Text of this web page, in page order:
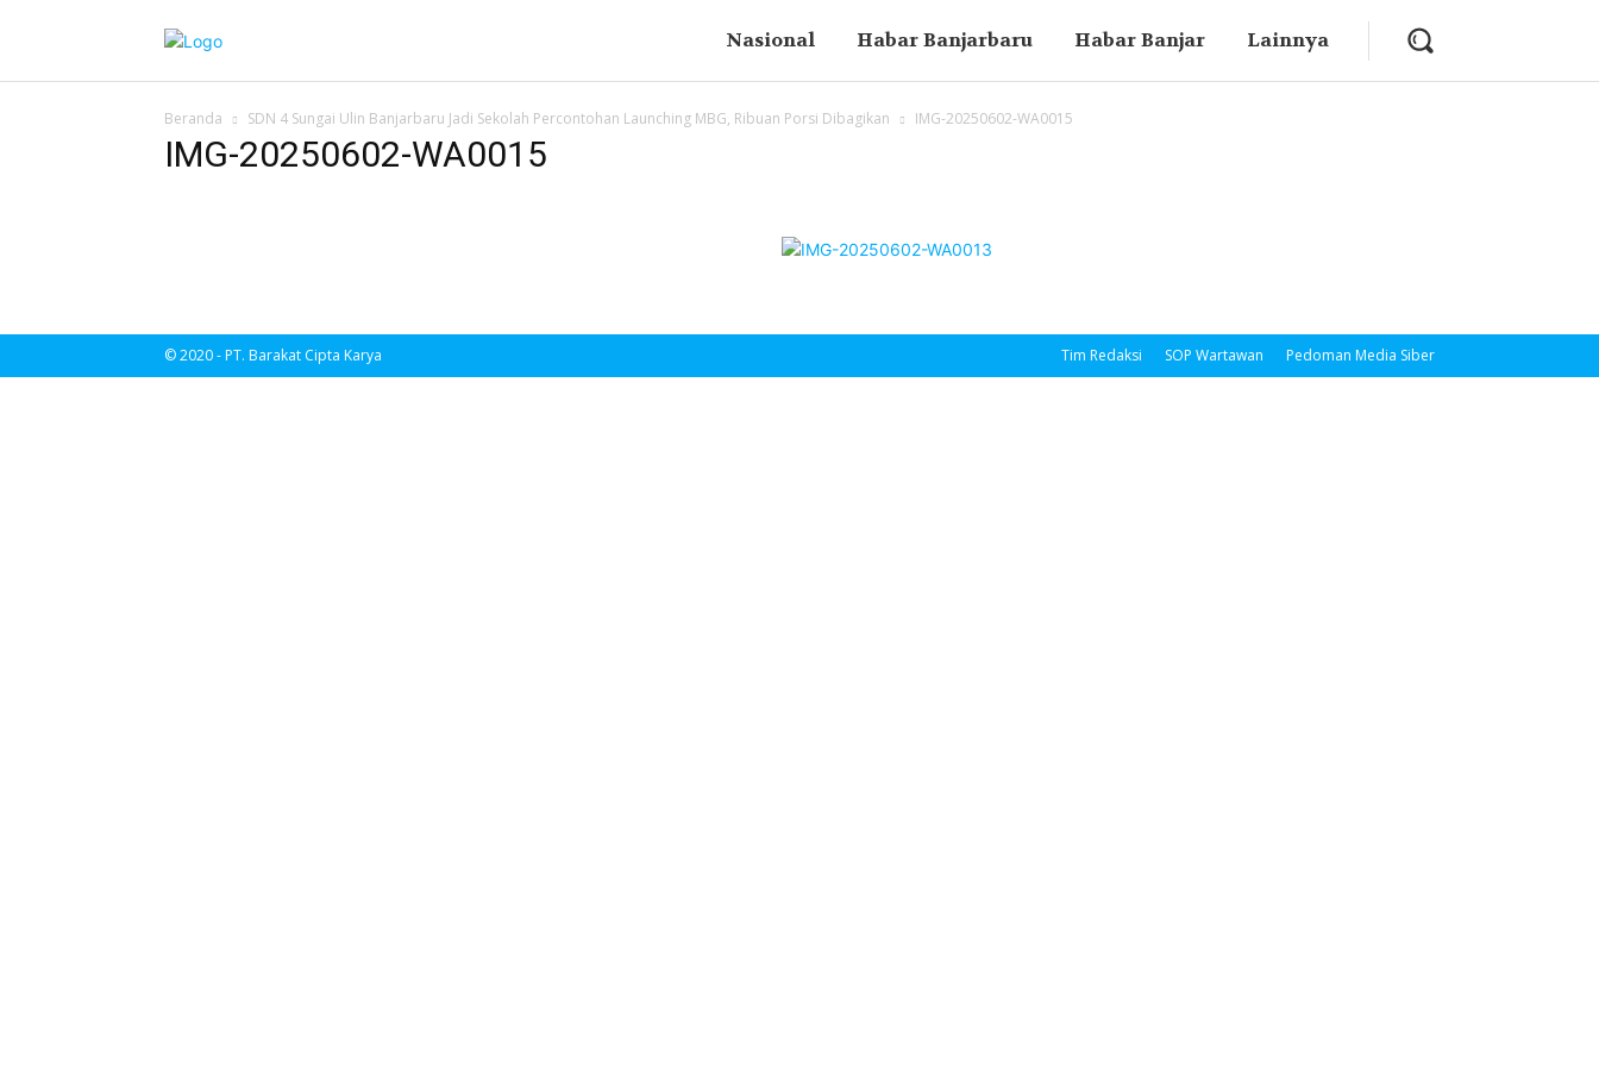
Nasional Habar Banjarbaru Habar Banjar Lainnya
Beranda SDN 4 Sungai Ulin Banjarbaru Jadi Sekolah Percontohan Launching MBG, Ribuan Porsi Dibagikan IMG-20250602-WA0015
IMG-20250602-WA0015
Tim Redaksi SOP Wartawan Pedoman Media Siber
© 2020 - PT. Barakat Cipta Karya